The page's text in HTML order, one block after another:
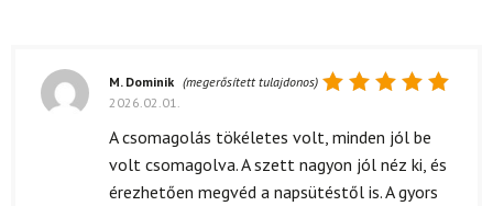
5/ 5
M. Dominik (megerősített tulajdonos)
2026.02.01.
A csomagolás tökéletes volt, minden jól be
volt csomagolva. A szett nagyon jól néz ki, és
érezhetően megvéd a napsütéstől is. A gyors